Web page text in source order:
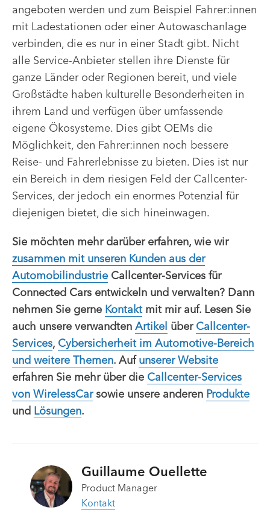
angeboten werden und zum Beispiel Fahrer:innen
mit Ladestationen oder einer Autowaschanlage
verbinden, die es nur in einer Stadt gibt. Nicht
alle Service-Anbieter stellen ihre Dienste für
ganze Länder oder Regionen bereit, und viele
Großstädte haben kulturelle Besonderheiten in
ihrem Land und verfügen über umfassende
eigene Ökosysteme. Dies gibt OEMs die
Möglichkeit, den Fahrer:innen noch bessere
Reise- und Fahrerlebnisse zu bieten. Dies ist nur
ein Bereich in dem riesigen Feld der Callcenter-
Services, der jedoch ein enormes Potenzial für
diejenigen bietet, die sich hineinwagen.
Sie möchten mehr darüber erfahren, wie wir
zusammen mit unseren Kunden aus der
Automobilindustrie Callcenter-Services für
Connected Cars entwickeln und verwalten? Dann
nehmen Sie gerne Kontaktmit mir auf. Lesen Sie
auch unsere verwandten Artikel über Callcenter-
Services, Cybersicherheit im Automotive-Bereich
und weitere Themen. Aufunserer Website
erfahren Sie mehr über die Callcenter-Services
von WirelessCarsowie unsere anderen Produkte
und Lösungen.
Guillaume Ouellette
Product Manager
Kontakt